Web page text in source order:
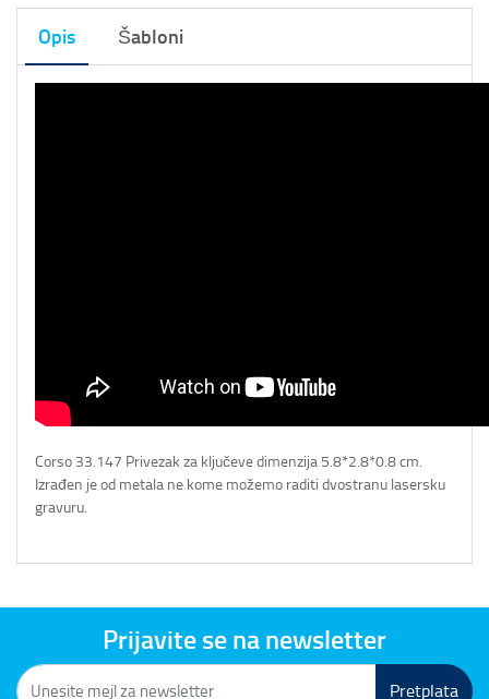
Opis Šabloni
Corso 33.147 Privezak za ključeve dimenzija 5.8*2.8*0.8 cm.
Izrađen je od metala ne kome možemo raditi dvostranu lasersku
gravuru.
Prijavite se na newsletter
Pretplata